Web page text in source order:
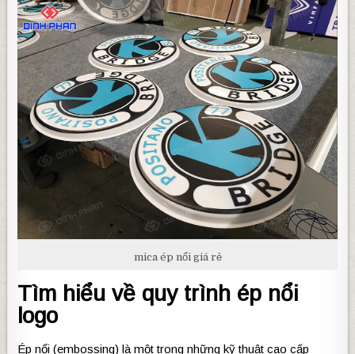
mica ép nổi giá rẻ
Tìm hiểu về quy trình ép nổi
logo
Ép nổi (embossing) là một trong những kỹ thuật cao cấp